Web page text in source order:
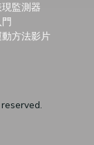
監測器
方法影片